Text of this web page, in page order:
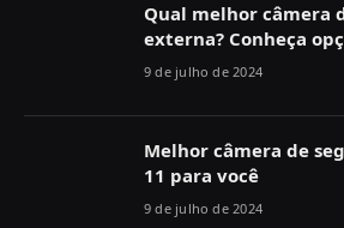
Qual melhor câmera
externa? Conheça
9 de julho de 2024
Melhor câmera de
11 para você
9 de julho de 2024